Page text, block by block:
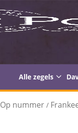
Alle zegels
Op nummer /